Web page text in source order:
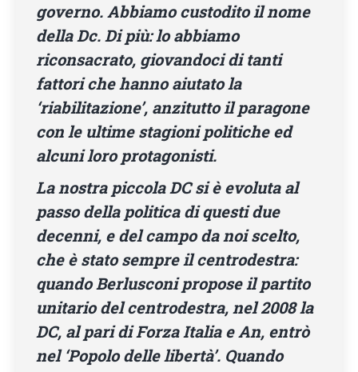
governo. Abbiamo custodito il nome
della Dc. Di più: lo abbiamo
riconsacrato, giovandoci di tanti
fattori che hanno aiutato la
‘riabilitazione’, anzitutto il paragone
con le ultime stagioni politiche ed
alcuni loro protagonisti.
La nostra piccola DC si è evoluta al
passo della politica di questi due
decenni, e del campo da noi scelto,
che è stato sempre il centrodestra:
quando Berlusconi propose il partito
unitario del centrodestra, nel 2008 la
DC, al pari di Forza Italia e An, entrò
nel ‘Popolo delle libertà’. Quando